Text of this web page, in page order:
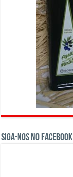
Siga-nos no Facebook